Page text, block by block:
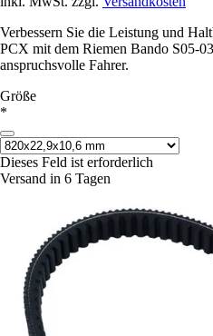
Verbessern Sie die Leistung und
PCX mit dem Riemen Bando S05-
anspruchsvolle Fahrer.
Größe
*
Dieses Feld ist erforderlich
Versand in 6 Tagen